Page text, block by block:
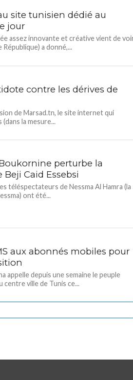
site tunisien dédié au
jour
assez innovante et créative vient de
République) a donné,...
contre les dérives de
de Marsad.tn, le site internet qui
la mesure...
perturbe la
Caid Essebsi
téléspectateurs de Nessma Al Hamra (la
ont été...
aux abonnés mobiles pour
appelle depuis une semaine le peuple
centre ville de Tunis ce...